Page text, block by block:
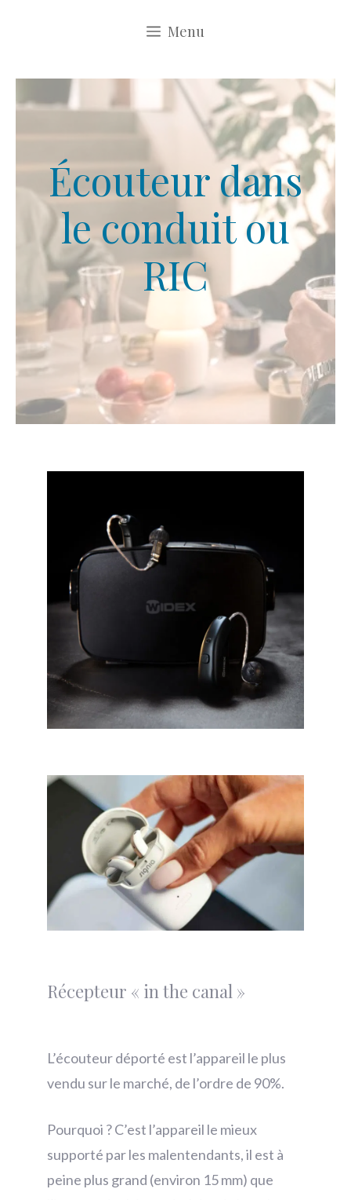
Menu
Écouteur dans
le conduit ou
RIC
Récepteur « in the canal »
L’écouteur déporté est l’appareil le plus
vendu sur le marché, de l’ordre de 90%.
Pourquoi ? C’est l’appareil le mieux
supporté par les malentendants, il est à
peine plus grand (environ 15 mm) que